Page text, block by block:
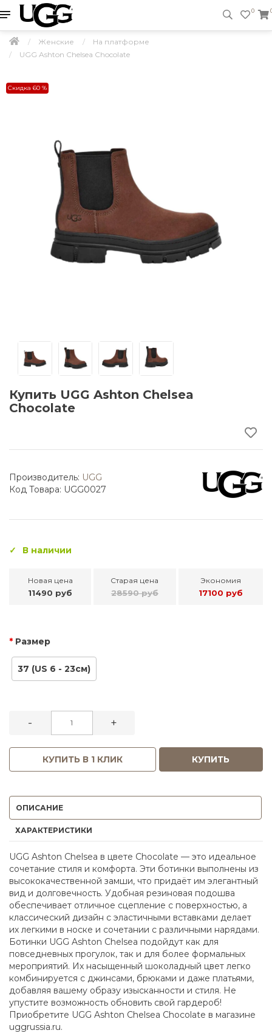
0
Женские
На платформе
UGG Ashton Chelsea Chocolate
Скидка 60 %
Купить UGG Ashton Chelsea
Chocolate
Производитель: UGG
Код Товара: UGG0027
В наличии
Новая цена
11490 руб
Старая цена
28590 руб
Экономия
17100 руб
Размер
37 (US 6 - 23см)
- +
КУПИТЬ В 1 КЛИК КУПИТЬ
ОПИСАНИЕ
ХАРАКТЕРИСТИКИ
UGG Ashton Chelsea в цвете Chocolate — это идеальное
сочетание стиля и комфорта. Эти ботинки выполнены из
высококачественной замши, что придаёт им элегантный
вид и долговечность. Удобная резиновая подошва
обеспечивает отличное сцепление с поверхностью, а
классический дизайн с эластичными вставками делает
их легкими в носке и сочетании с различными нарядами.
Ботинки UGG Ashton Chelsea подойдут как для
повседневных прогулок, так и для более формальных
мероприятий. Их насыщенный шоколадный цвет легко
комбинируется с джинсами, брюками и даже платьями,
добавляя вашему образу изысканности и стиля. Не
упустите возможность обновить свой гардероб!
Приобретите UGG Ashton Chelsea Chocolate в магазине
uggrussia.ru.